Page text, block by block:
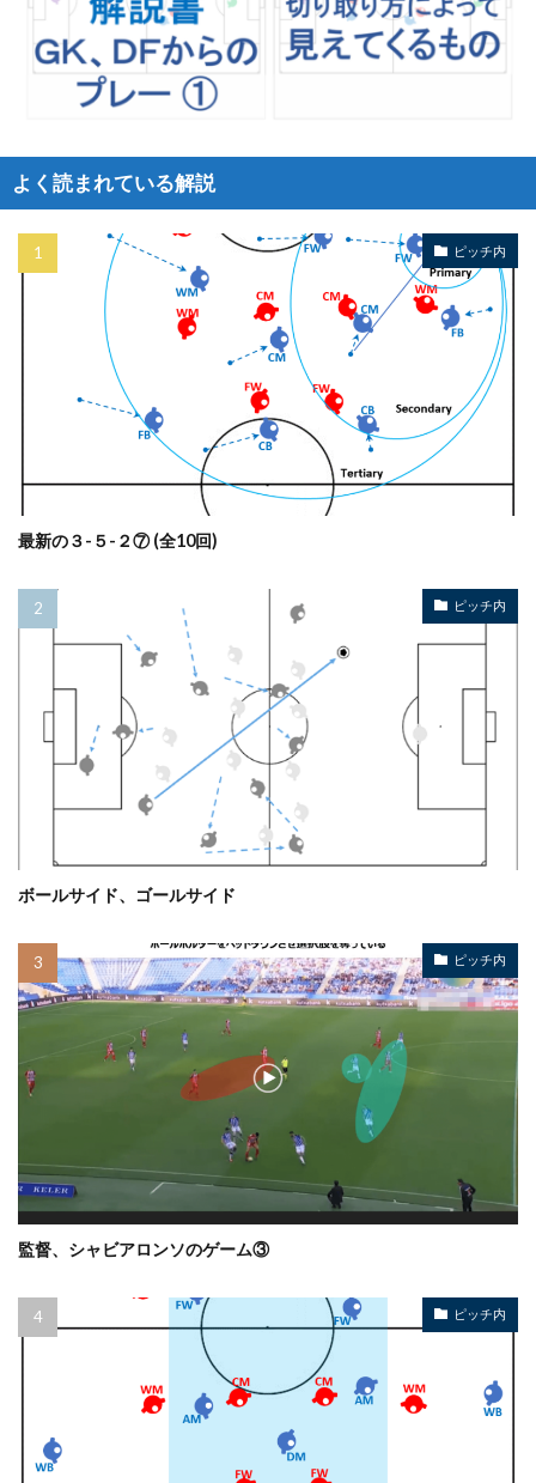
よく読まれている解説
ピッチ内
最新の３-５-２⑦ (全10回)
ピッチ内
ボールサイド、ゴールサイド
ピッチ内
監督、シャビアロンソのゲーム③
ピッチ内